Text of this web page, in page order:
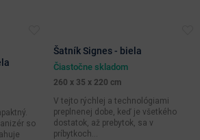
so
Šatník Signes - biela
Čiastočne skladom
260 x 35 x 220 cm
V tejto rýchlej a technológiami
preplnenej dobe, keď je všetkého
dostatok, až prebytok, sa v
príbytkoch...